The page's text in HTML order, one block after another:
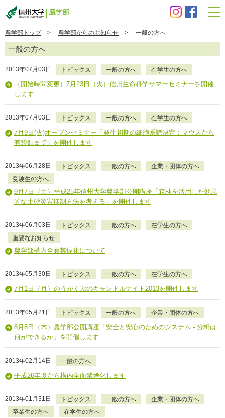
農学部トップ> 農学部からのお知らせ > 一般の方へ
一般の方へ
2013年07月03日 トピックス 一般の方へ 在学生の方へ
（開始時間変更）7月23日（火）信州生命科学サマーセミナーを開催
します
2013年07月03日 トピックス 一般の方へ 在学生の方へ
7月9日(火)オープンセミナー「発生初期の細胞系譜決定：マウスから
有袋類まで」を開催します
2013年06月28日 トピックス 一般の方へ
企業・団体の方へ
受験生の方へ
9月7日（土）平成25年信州大学農学部公開講座「森林を活用した効果
的な土砂災害抑制方法を考える」を開催します
2013年06月03日 トピックス 一般の方へ
在学生の方へ
重要なお知らせ
農学部構内全面禁煙化について
2013年05月30日 トピックス 一般の方へ 在学生の方へ
7月1日（月）のうがくぶのキャンドルナイト2013を開催します
2013年05月21日 トピックス 一般の方へ 企業・団体の方へ
8月8日（木）農学部公開講座「安全と安心のためのシステム - 分析は
何ができるか」を開催します
2013年02月14日 一般の方へ
平成26年度から構内全面禁煙化します
2013年01月31日 トピックス 一般の方へ
企業・団体の方へ
卒業生の方へ
在学生の方へ